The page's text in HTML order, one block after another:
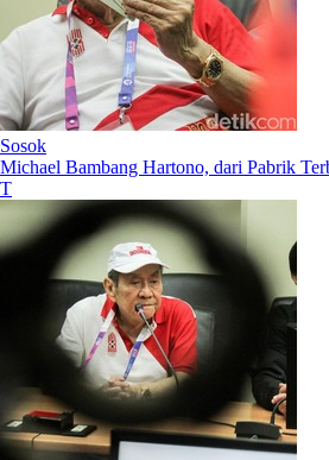
Sosok
Michael Bambang Hartono, dari Pabrik
T